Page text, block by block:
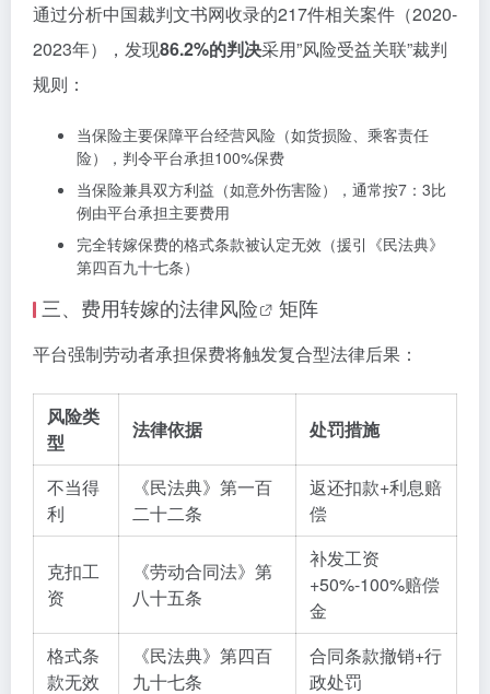
通过分析中国裁判文书网收录的217件相关案件（2020-
2023年），发现86.2%的判决采用”风险受益关联”裁判
规则：
当保险主要保障平台经营风险（如货损险、乘客责任
险），判令平台承担100%保费
当保险兼具双方利益（如意外伤害险），通常按7：3比
例由平台承担主要费用
完全转嫁保费的格式条款被认定无效（援引《民法典》
第四百九十七条）
三、费用转嫁的法律风险 矩阵
平台强制劳动者承担保费将触发复合型法律后果：
风险类
型
法律依据 处罚措施
不当得
利
《民法典》第一百
二十二条
返还扣款+利息赔
偿
克扣工
资
《劳动合同法》第
八十五条
补发工资
+50%-100%赔偿
金
格式条
款无效
《民法典》第四百
九十七条
合同条款撤销+行
政处罚